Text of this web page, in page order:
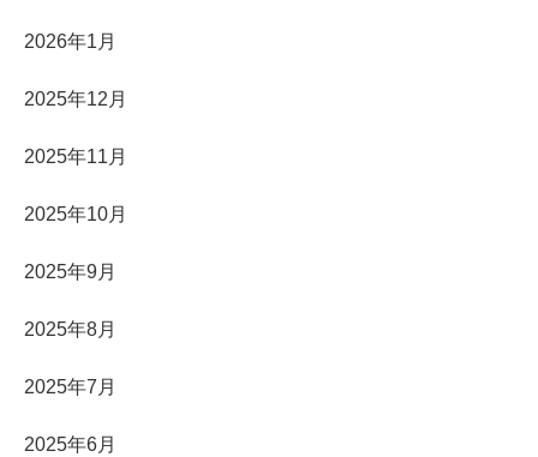
2026年1月
2025年12月
2025年11月
2025年10月
2025年9月
2025年8月
2025年7月
2025年6月